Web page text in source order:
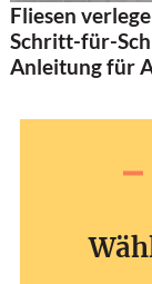
Fliesen
Schritt-für-
Anleitung für